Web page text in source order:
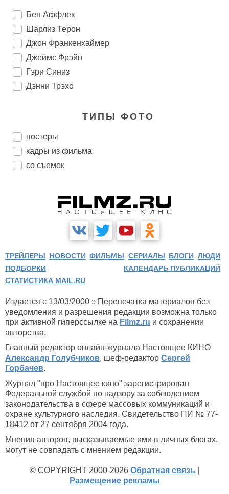
Бен Аффлек
Шарлиз Терон
Джон Франкенхаймер
Джеймс Фрэйн
Гэри Синиз
Дэнни Трэхо
ТИПЫ ФОТО
постеры
кадры из фильма
со съемок
ТРЕЙЛЕРЫ НОВОСТИ ФИЛЬМЫ СЕРИАЛЫ БЛОГИ ЛЮДИ
ПОДБОРКИ
КАЛЕНДАРЬ ПУБЛИКАЦИЙ
СТАТИСТИКА MAIL.RU
Издается с 13/03/2000 :: Перепечатка материалов без
уведомления и разрешения редакции возможна только
при активной гиперссылке на Filmz.ru и сохранении
авторства.
Главный редактор онлайн-журнала Настоящее КИНО
Александр Голубчиков, шеф-редактор Сергей
Горбачев.
Журнал "про Настоящее кино" зарегистрирован
Федеральной службой по надзору за соблюдением
законодательства в сфере массовых коммуникаций и
охране культурного наследия. Свидетельство ПИ № 77-
18412 от 27 сентября 2004 года.
Мнения авторов, высказываемые ими в личных блогах,
могут не совпадать с мнением редакции.
© COPYRIGHT 2000-2026 Обратная связь
Размещение рекламы